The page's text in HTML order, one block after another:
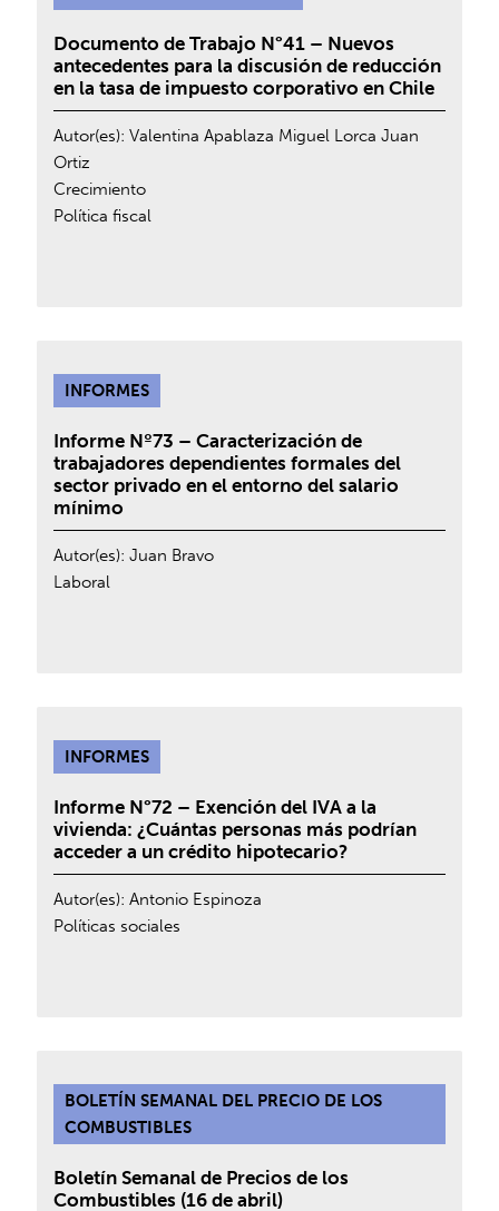
Documento de Trabajo N°41 – Nuevos
antecedentes para la discusión de reducción
en la tasa de impuesto corporativo en Chile
Autor(es):Valentina Apablaza Miguel Lorca Juan
Ortiz
Crecimiento
Política fiscal
INFORMES
Informe Nº73 – Caracterización de
trabajadores dependientes formales del
sector privado en el entorno del salario
mínimo
Autor(es):Juan Bravo
Laboral
INFORMES
Informe N°72 – Exención del IVA a la
vivienda: ¿Cuántas personas más podrían
acceder a un crédito hipotecario?
Autor(es):Antonio Espinoza
Políticas sociales
BOLETÍN SEMANAL DEL PRECIO DE LOS
COMBUSTIBLES
Boletín Semanal de Precios de los
Combustibles (16 de abril)